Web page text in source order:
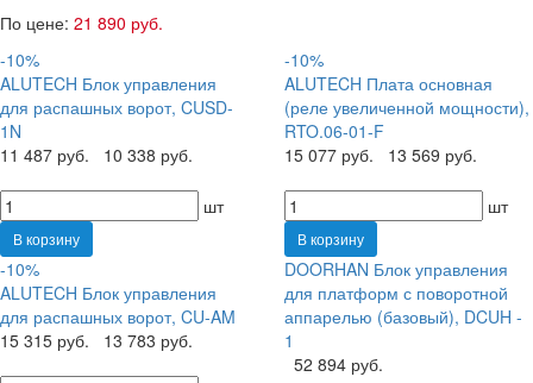
По цене: 21 890 руб.
-10%
ALUTECH Блок управления
для распашных ворот, CUSD-
1N
11 487 руб.
10 338 руб.
шт
В корзину
-10%
ALUTECH Плата основная
(реле увеличенной мощности),
RTO.06-01-F
15 077 руб.
13 569 руб.
шт
В корзину
-10%
ALUTECH Блок управления
для распашных ворот, CU-AM
15 315 руб.
13 783 руб.
DOORHAN Блок управления
для платформ с поворотной
аппарелью (базовый), DCUH -
1
52 894 руб.